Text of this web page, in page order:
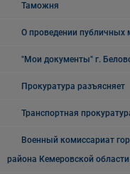
Таможня
О проведении публичных
"Мои документы" г.
Прокуратура разъясняет
Транспортная
Военный комиссариат
района Кемеровской